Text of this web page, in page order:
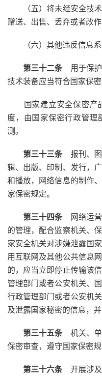
（五）将未经安全技术
赠送、出售、丢弃或者改作
（六）其他违反信息系
第三十二条用于保护
技术装备应当符合国家保密
国家建立安全保密产
度，由国家保密行政管理
测。
第三十三条报刊、图
辑、出版、印制、发行，
和播放，网络信息的制作
家保密规定。
第三十四条网络运营
的管理，配合监察机关、
家安全机关对涉嫌泄露国
用互联网及其他公共信息
的，应当立即停止传输该
管理部门或者公安机关、
行政管理部门或者公安机
及泄露国家秘密的信息，
第三十五条机关、单
保密审查，遵守国家保密规
第三十六条开展涉及